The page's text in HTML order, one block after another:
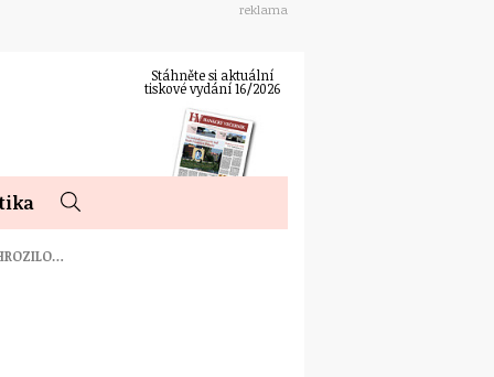
reklama
Stáhněte si aktuální
tiskové vydání 16/2026